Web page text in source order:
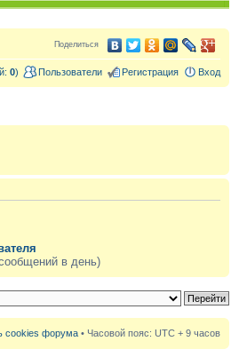
Поделиться
0) Пользователи Регистрация Вход
в день)
cookies форума • Часовой пояс: UTC + 9 часов